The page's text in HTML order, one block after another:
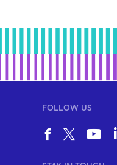
FOLLOW US